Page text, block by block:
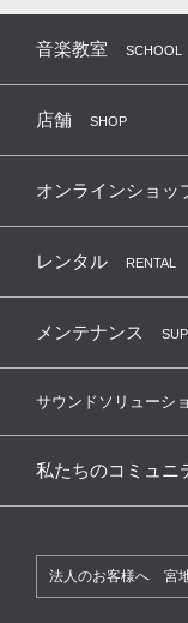
音楽教室 SCHOOL
店舗 SHOP
オンラインショッ
レンタル RENTAL
メンテナンス
サウンドソリューシ
私たちのコミュニ
法人のお客様へ 宮